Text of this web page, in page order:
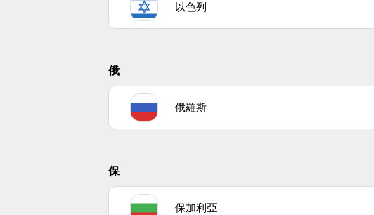
以色列
俄
俄羅斯
保
保加利亞